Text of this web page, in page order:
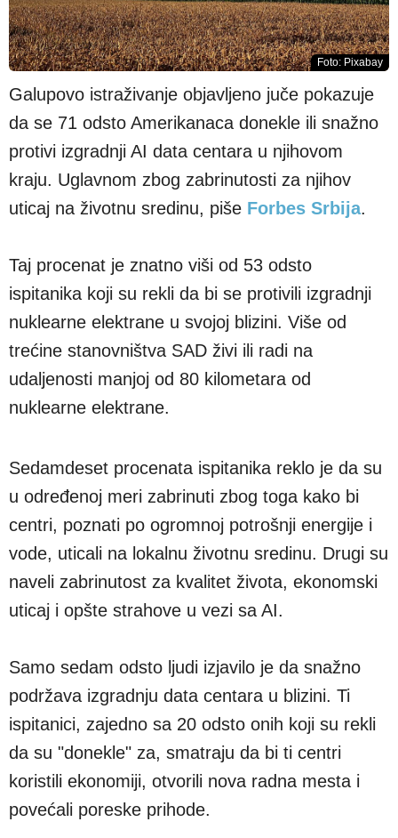
Foto: Pixabay
Galupovo istraživanje objavljeno juče pokazuje
da se 71 odsto Amerikanaca donekle ili snažno
protivi izgradnji AI data centara u njihovom
kraju. Uglavnom zbog zabrinutosti za njihov
uticaj na životnu sredinu, piše Forbes Srbija.
Taj procenat je znatno viši od 53 odsto
ispitanika koji su rekli da bi se protivili izgradnji
nuklearne elektrane u svojoj blizini. Više od
trećine stanovništva SAD živi ili radi na
udaljenosti manjoj od 80 kilometara od
nuklearne elektrane.
Sedamdeset procenata ispitanika reklo je da su
u određenoj meri zabrinuti zbog toga kako bi
centri, poznati po ogromnoj potrošnji energije i
vode, uticali na lokalnu životnu sredinu. Drugi su
naveli zabrinutost za kvalitet života, ekonomski
uticaj i opšte strahove u vezi sa AI.
Samo sedam odsto ljudi izjavilo je da snažno
podržava izgradnju data centara u blizini. Ti
ispitanici, zajedno sa 20 odsto onih koji su rekli
da su "donekle" za, smatraju da bi ti centri
koristili ekonomiji, otvorili nova radna mesta i
povećali poreske prihode.